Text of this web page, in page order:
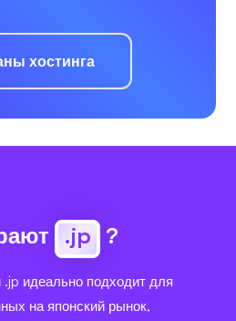
хостинга
.jp ?
идеально подходит для
на японский рынок,